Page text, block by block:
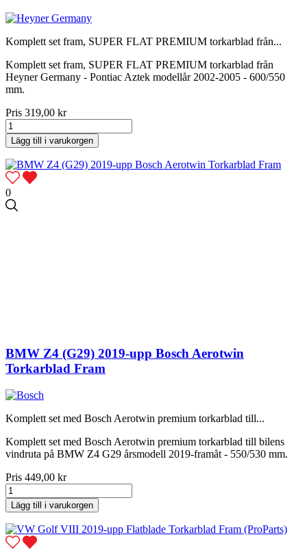
Komplett set fram, SUPER FLAT PREMIUM torkarblad från...
Komplett set fram, SUPER FLAT PREMIUM torkarblad från
Heyner Germany - Pontiac Aztek modellår 2002-2005 - 600/550
mm.
Pris 319,00 kr
Lägg till i varukorgen
0
BMW Z4 (G29) 2019-upp Bosch Aerotwin
Torkarblad Fram
Komplett set med Bosch Aerotwin premium torkarblad till...
Komplett set med Bosch Aerotwin premium torkarblad till bilens
vindruta på BMW Z4 G29 årsmodell 2019-framåt - 550/530 mm.
Pris 449,00 kr
Lägg till i varukorgen